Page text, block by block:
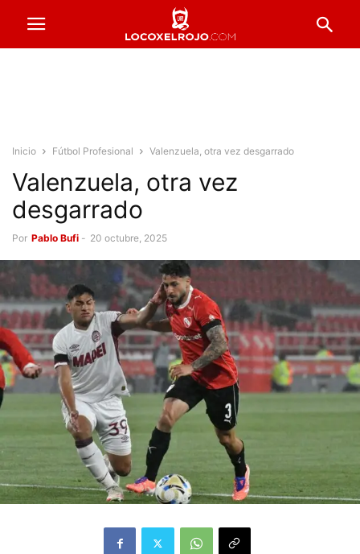
Inicio Fútbol Profesional Valenzuela, otra vez desgarrado
Valenzuela, otra vez
desgarrado
Por Pablo Bufi - 20 octubre, 2025